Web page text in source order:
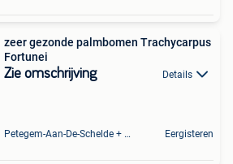
zeer gezonde palmbomen Trachycarpus
Fortunei
Zie omschrijving Details
Petegem-Aan-De-Schelde + Deel Van Oudenaarde Eergisteren